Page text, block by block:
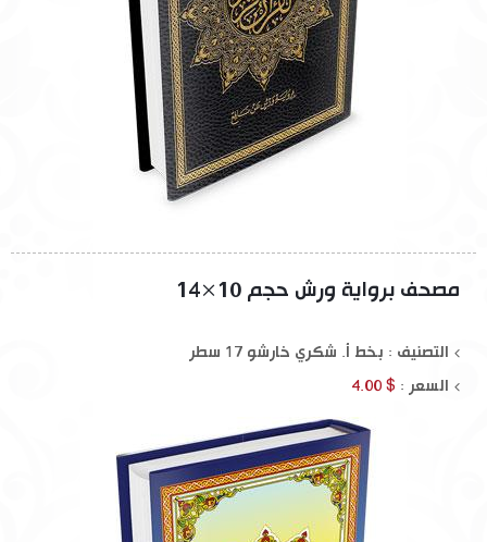
مصحف برواية ورش حجم 10×14
التصنيف : بخط أ. شكري خارشو 17 سطر
السعر : $ 4.00